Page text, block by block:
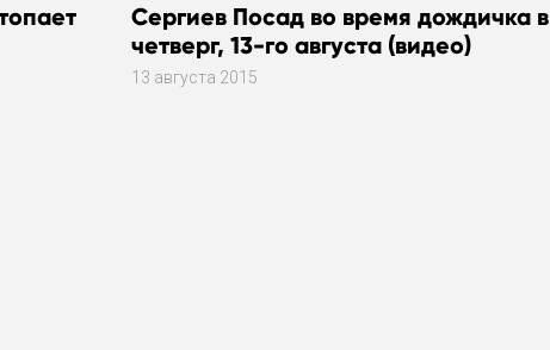
Сергиев Посад во время дождичка в
четверг, 13-го августа (видео)
13 августа 2015